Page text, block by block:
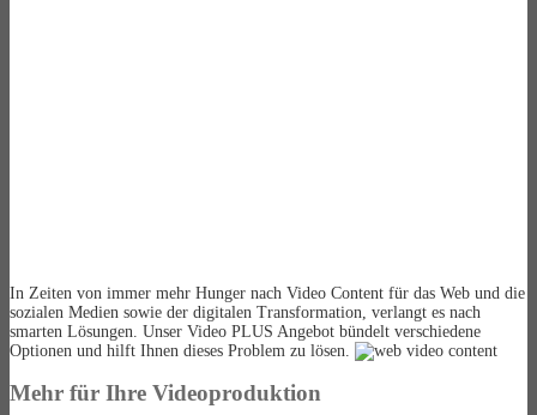
In Zeiten von immer mehr Hunger nach Video Content für das Web und die
sozialen Medien sowie der digitalen Transformation, verlangt es nach
smarten Lösungen. Unser Video PLUS Angebot bündelt verschiedene
Optionen und hilft Ihnen dieses Problem zu lösen.
Mehr für Ihre Videoproduktion